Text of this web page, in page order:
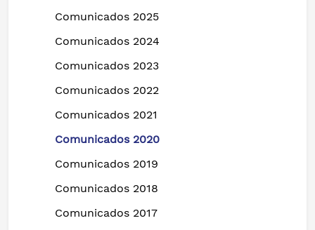
Comunicados 2025
Comunicados 2024
Comunicados 2023
Comunicados 2022
Comunicados 2021
Comunicados 2020
Comunicados 2019
Comunicados 2018
Comunicados 2017